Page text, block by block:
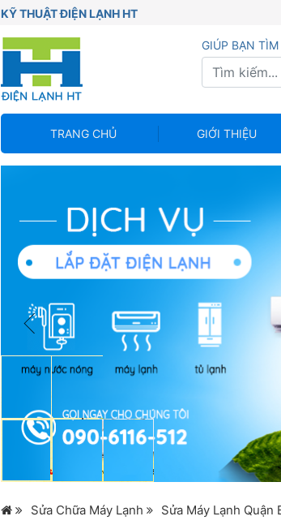
KỸ THUẬT ĐIỆN LẠNH HT
GIÚP BẠN
TRANG CHỦ GIỚI THIỆU
Sửa Chữa Máy Lạnh Sửa Máy Lạnh Quận